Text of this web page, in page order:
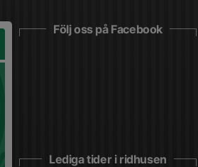
Följ oss på Facebook
Lediga tider i ridhusen